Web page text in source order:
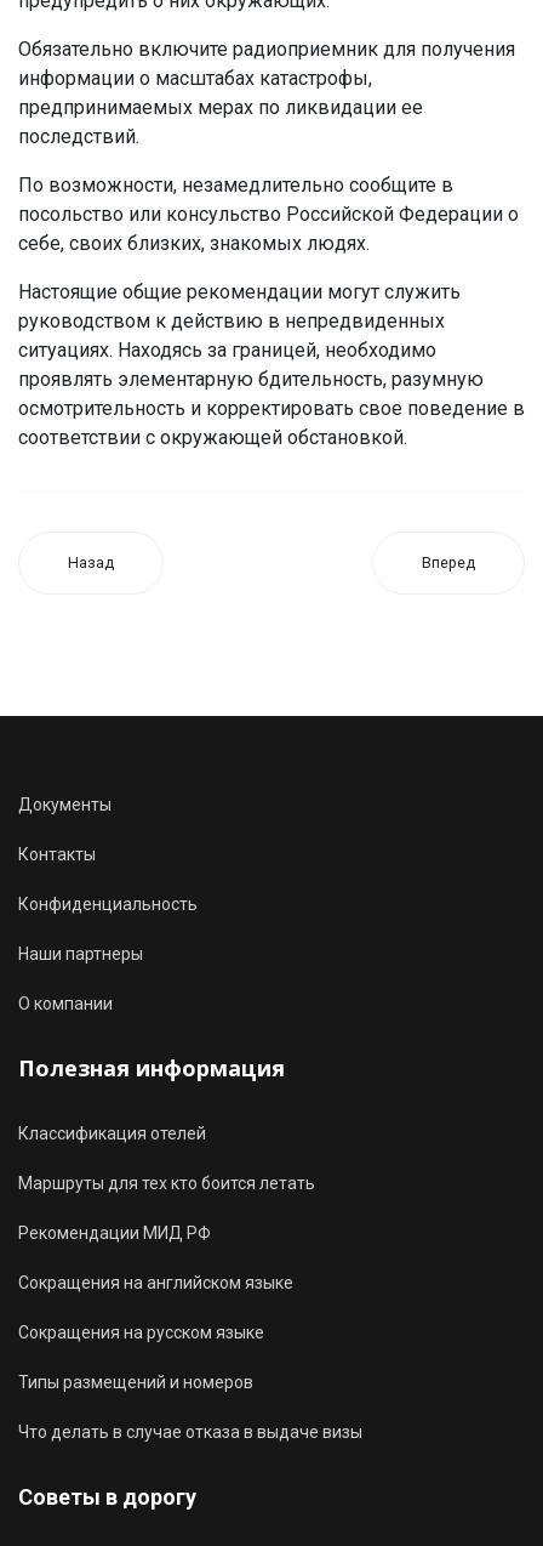
Обязательно включите радиоприемник для получения
информации о масштабах катастрофы,
предпринимаемых мерах по ликвидации ее
последствий.
По возможности, незамедлительно сообщите в
посольство или консульство Российской Федерации о
себе, своих близких, знакомых людях.
Настоящие общие рекомендации могут служить
руководством к действию в непредвиденных
ситуациях. Находясь за границей, необходимо
проявлять элементарную бдительность, разумную
осмотрительность и корректировать свое поведение в
соответствии с окружающей обстановкой.
Назад Вперед
Документы
Контакты
Конфиденциальность
Наши партнеры
О компании
Полезная информация
Классификация отелей
Маршруты для тех кто боится летать
Рекомендации МИД РФ
Сокращения на английском языке
Сокращения на русском языке
Типы размещений и номеров
Что делать в случае отказа в выдаче визы
Советы в дорогу